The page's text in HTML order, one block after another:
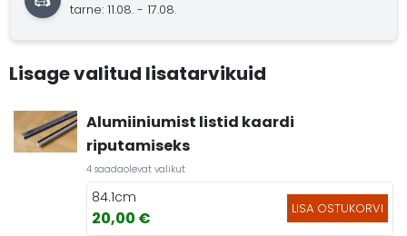
tarne: 11.08. - 17.08.
Lisage valitud lisatarvikuid
Alumiiniumist listid kaardi
riputamiseks
4 saadaolevat valikut
84.1cm
20,00 € LISA OSTUKORVI